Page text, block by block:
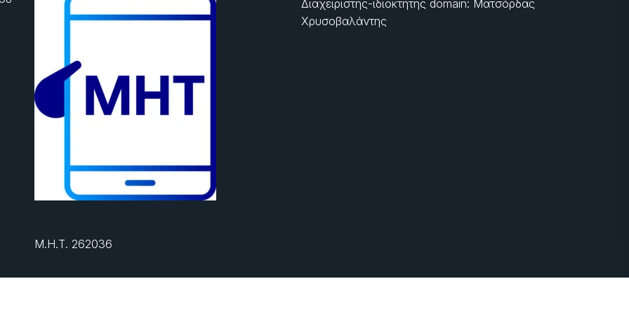
Μ.Η.Τ. 262036
Διαχειριστής-ιδιοκτήτης domain: Ματσόρδας
Χρυσοβαλάντης